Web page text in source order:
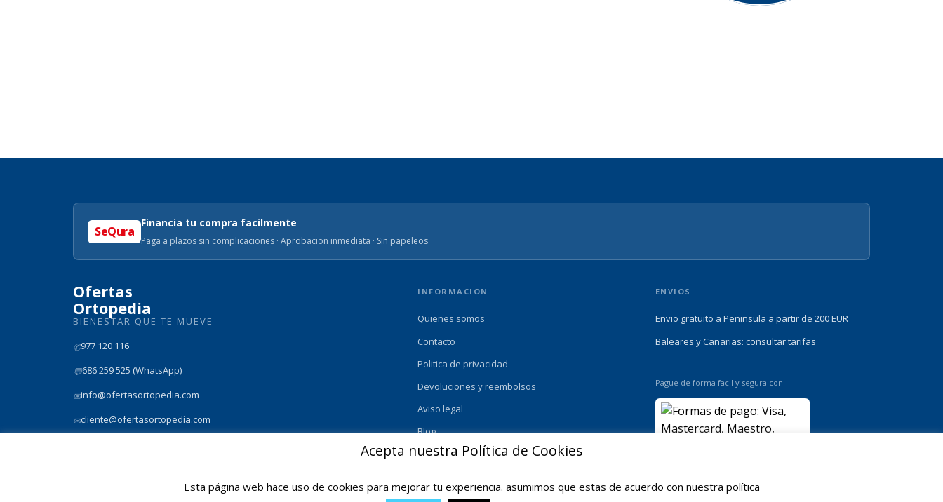
SeQura
Financia tu compra facilmente
Paga a plazos sin complicaciones · Aprobacion inmediata · Sin papeleos
Ofertas
Ortopedia
BIENESTAR QUE TE MUEVE
✆977 120 116
💬686 259 525 (WhatsApp)
✉info@ofertasortopedia.com
✉cliente@ofertasortopedia.com
INFORMACION
Quienes somos
Contacto
Politica de privacidad
Devoluciones y reembolsos
Aviso legal
Blog
ENVIOS
Envio gratuito a Peninsula a partir de 200 EUR
Baleares y Canarias: consultar tarifas
Pague de forma facil y segura con
© 2025 Ofertas Ortopedia · Todos los derechos reservados · Tarragona, Espana
Acepta nuestra Política de Cookies
Esta página web hace uso de cookies para mejorar tu experiencia. asumimos que estas de acuerdo con nuestra política